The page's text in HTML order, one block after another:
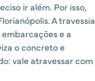
ir além. Por isso,
A travessia
e a
o concreto e
vale atravessar com